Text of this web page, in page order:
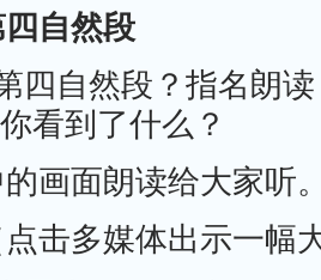
自然段
四自然段？指名朗
看到了什么？
画面朗读给大家听
击多媒体出示一幅